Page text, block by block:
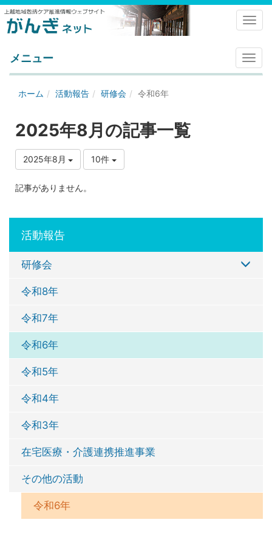
メ
ニ
メニュー
ホーム 活動報告 研修会 令和6年
2025年8月の記事一覧
2025年8月 10件
記事がありません。
活動報告
研修会
令和8年
令和7年
令和6年
令和5年
令和4年
令和3年
在宅医療・介護連携推進事業
その他の活動
令和6年